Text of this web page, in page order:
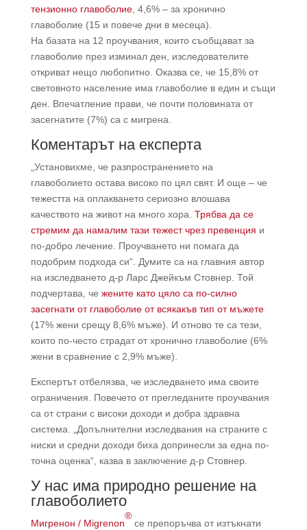
тензионно главоболие, 4,6% – за хронично
главоболие (15 и повече дни в месеца).
На базата на 12 проучвания, които съобщават за
главоболие през изминал ден, изследователите
откриват нещо любопитно. Оказва се, че 15,8% от
световното население има главоболие в един и същи
ден. Впечатление прави, че почти половината от
засегнатите (7%) са с мигрена.
Коментарът на експерта
„Установихме, че разпространението на
главоболието остава високо по цял свят. И още – че
тежестта на оплакването сериозно влошава
качеството на живот на много хора. Трябва да се
стремим да намалим тази тежест чрез превенция и
по-добро лечение. Проучването ни помага да
подобрим подхода си“. Думите са на главния автор
на изследването д-р Ларс Джейкъм Стовнер. Той
подчертава, че жените като цяло са по-силно
засегнати от главоболие от всякакъв тип от мъжете
(17% жени срещу 8,6% мъже). И отново те са тези,
които по-често страдат от хронично главоболие (6%
жени в сравнение с 2,9% мъже).
Експертът отбелязва, че изследването има своите
ограничения. Повечето от прегледаните проучвания
са от страни с високи доходи и добра здравна
система. „Допълнителни изследвания на страните с
ниски и средни доходи биха допринесли за една по-
точна оценка“, казва в заключение д-р Стовнер.
У нас има природно решение на
главоболието
Мигренон / Migrenon
®
се препоръчва от изтъкнати